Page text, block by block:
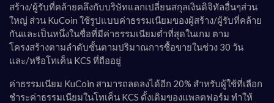
สร้าง/ผู้รับที่คล้ายคลึงกับบริษัทแลกเปลี่ยนสกุลเงินดิจิทัลอื่นๆส่วน
ใหญ่ ส่วน KuCoin ใช้รูปแบบค่าธรรมเนียมของผู้สร้าง/ผู้รับที่คล้าย
กันและเป็นหนึ่งในชื่อที่มีค่าธรรมเนียมต่ำที่สุดในเกม ตาม
โครงสร้างตามลำดับชั้นตามปริมาณการซื้อขายในช่วง 30 วัน
และ/หรือโทเค็น KCS ที่ถืออยู่
ค่าธรรมเนียม KuCoin สามารถลดลงได้อีก 20% สำหรับผู้ใช้ที่เลือก
ชำระค่าธรรมเนียมในโทเค็น KCS ดั้งเดิมของแพลตฟอร์ม ทำให้